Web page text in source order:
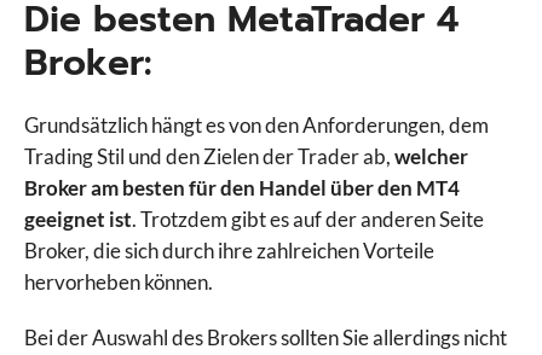
Die besten MetaTrader 4
Broker:
Grundsätzlich hängt es von den Anforderungen, dem
Trading Stil und den Zielen der Trader ab,welcher
Broker am besten für den Handel über den MT4
geeignet ist. Trotzdem gibt es auf der anderen Seite
Broker, die sich durch ihre zahlreichen Vorteile
hervorheben können.
Bei der Auswahl des Brokers sollten Sie allerdings nicht